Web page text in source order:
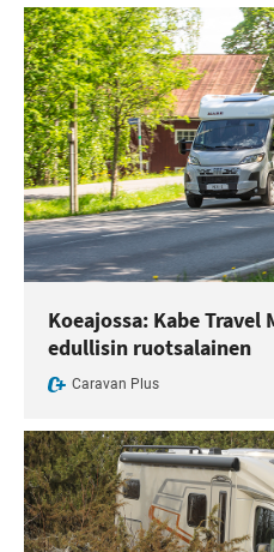
Koeajossa: Kabe Travel
edullisin ruotsalainen
Caravan Plus